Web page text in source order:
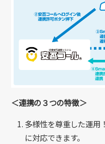
＜連携の３つの特徴＞
多様性を尊重した運
に対応できます。